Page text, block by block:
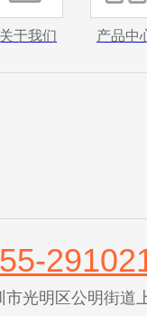
关于我们 产品中
市光明区公明街道